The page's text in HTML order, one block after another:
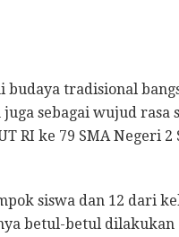
tradisional
sebagai wujud rasa
RI ke 79 SMA Negeri 2
siswa dan 12 dari
betul-betul